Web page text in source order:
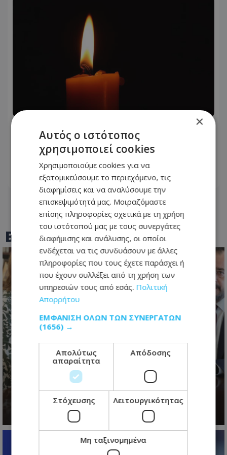
Στη γειτονιά των αγγέλων ο Ανδρέας
Δημητρίου – Πότε θα γίνει η κηδεία –
Δείτε φωτογραφία του
09.08.2026 - 10:17
BEST OFTOTHEMAONLINE
Κυπριακό: Ο χρόνος πιέζει: Η
προειδοποίηση Ολγκίν και η μάχη
για την επόμενη μέρα
09.08.2026 - 22:35
×
Αυτός ο ιστότοπος
χρησιμοποιεί cookies
Χρησιμοποιούμε cookies για να
εξατομικεύσουμε το περιεχόμενο, τις
διαφημίσεις και να αναλύσουμε την
επισκεψιμότητά μας. Μοιραζόμαστε
επίσης πληροφορίες σχετικά με τη χρήση
του ιστότοπού μας με τους συνεργάτες
διαφήμισης και ανάλυσης, οι οποίοι
ενδέχεται να τις συνδυάσουν με άλλες
πληροφορίες που τους έχετε παράσχει ή
που έχουν συλλέξει από τη χρήση των
υπηρεσιών τους από εσάς. Πολιτική
Απορρήτου
ΕΜΦΆΝΙΣΗ ΌΛΩΝ ΤΩΝ ΣΥΝΕΡΓΑΤΏΝ
(1656) →
Απολύτως
απαραίτητα
Απόδοσης
Στόχευσης Λειτουργικότητας
Μη ταξινομημένα